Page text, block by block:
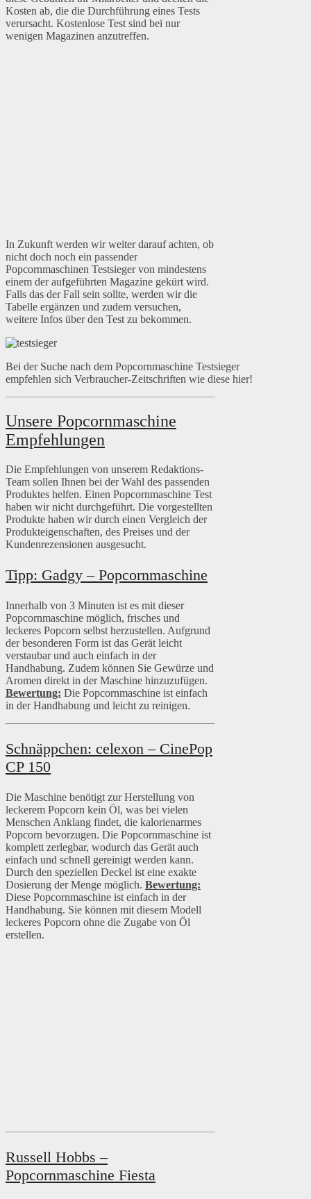
Kosten ab, die die Durchführung eines Tests
verursacht. Kostenlose Test sind bei nur
wenigen Magazinen anzutreffen.
In Zukunft werden wir weiter darauf achten, ob
nicht doch noch ein passender
Popcornmaschinen Testsieger von mindestens
einem der aufgeführten Magazine gekürt wird.
Falls das der Fall sein sollte, werden wir die
Tabelle ergänzen und zudem versuchen,
weitere Infos über den Test zu bekommen.
Bei der Suche nach dem Popcornmaschine Testsieger
empfehlen sich Verbraucher-Zeitschriften wie diese hier!
Unsere Popcornmaschine
Empfehlungen
Die Empfehlungen von unserem Redaktions-
Team sollen Ihnen bei der Wahl des passenden
Produktes helfen. Einen Popcornmaschine Test
haben wir nicht durchgeführt. Die vorgestellten
Produkte haben wir durch einen Vergleich der
Produkteigenschaften, des Preises und der
Kundenrezensionen ausgesucht.
Tipp: Gadgy – Popcornmaschine
Innerhalb von 3 Minuten ist es mit dieser
Popcornmaschine möglich, frisches und
leckeres Popcorn selbst herzustellen. Aufgrund
der besonderen Form ist das Gerät leicht
verstaubar und auch einfach in der
Handhabung. Zudem können Sie Gewürze und
Aromen direkt in der Maschine hinzuzufügen.
Bewertung: Die Popcornmaschine ist einfach
in der Handhabung und leicht zu reinigen.
Schnäppchen: celexon – CinePop
CP 150
Die Maschine benötigt zur Herstellung von
leckerem Popcorn kein Öl, was bei vielen
Menschen Anklang findet, die kalorienarmes
Popcorn bevorzugen. Die Popcornmaschine ist
komplett zerlegbar, wodurch das Gerät auch
einfach und schnell gereinigt werden kann.
Durch den speziellen Deckel ist eine exakte
Dosierung der Menge möglich. Bewertung:
Diese Popcornmaschine ist einfach in der
Handhabung. Sie können mit diesem Modell
leckeres Popcorn ohne die Zugabe von Öl
erstellen.
Russell Hobbs –
Popcornmaschine Fiesta